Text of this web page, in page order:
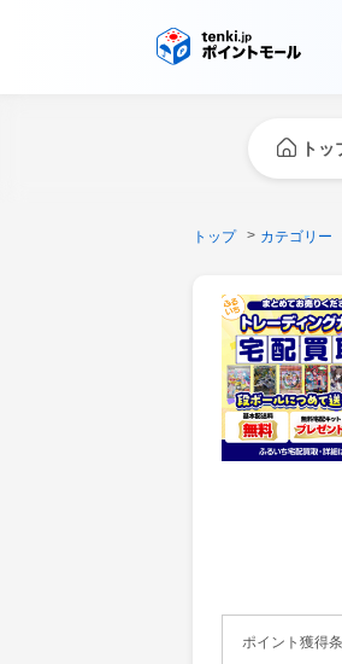
トッ
トップ カテゴリー
ポイント獲得